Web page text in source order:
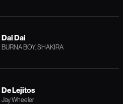
Dai Dai
BURNA BOY, SHAKIRA
De Lejitos
Jay Wheeler